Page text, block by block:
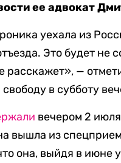
ее адвокат
уехала из
Это будет не
расскажет», —
в субботу
вечером 2
вышла из
она, выйдя в июне